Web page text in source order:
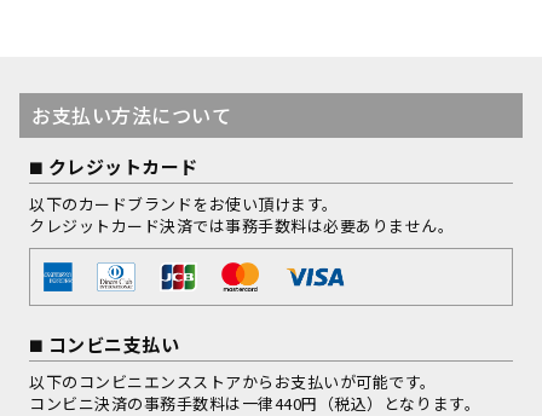
お支払い方法について
クレジットカード
以下のカードブランドをお使い頂けます。
クレジットカード決済では事務手数料は必要ありません。
コンビニ支払い
以下のコンビニエンスストアからお支払いが可能です。
コンビニ決済の事務手数料は一律440円（税込）となります。